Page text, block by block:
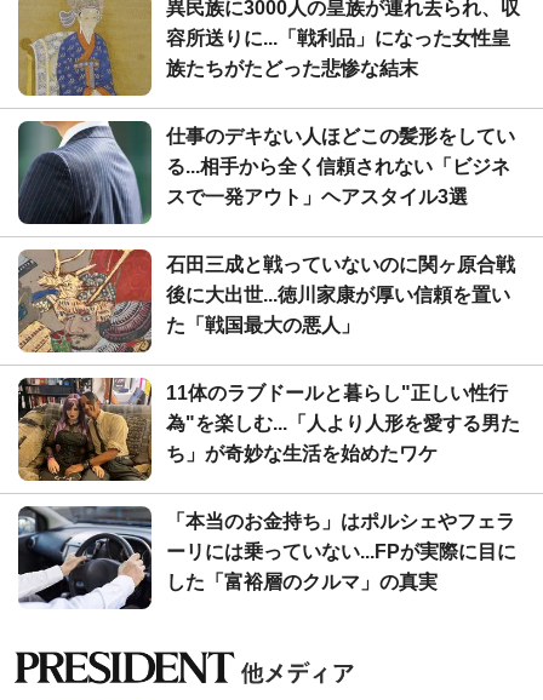
異民族に3000人の皇族が連れ去られ、収
容所送りに...「戦利品」になった女性皇
族たちがたどった悲惨な結末
仕事のデキない人ほどこの髪形をしてい
る...相手から全く信頼されない「ビジネ
スで一発アウト」ヘアスタイル3選
石田三成と戦っていないのに関ヶ原合戦
後に大出世...徳川家康が厚い信頼を置い
た「戦国最大の悪人」
11体のラブドールと暮らし"正しい性行
為"を楽しむ...「人より人形を愛する男た
ち」が奇妙な生活を始めたワケ
「本当のお金持ち」はポルシェやフェラ
ーリには乗っていない...FPが実際に目に
した「富裕層のクルマ」の真実